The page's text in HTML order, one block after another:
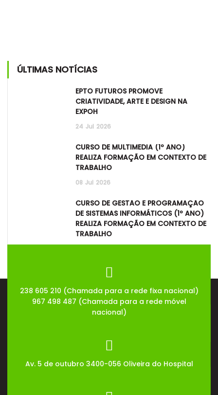
ÚLTIMAS NOTÍCIAS
EPTO FUTUROS PROMOVE
CRIATIVIDADE, ARTE E DESIGN NA
EXPOH
24 Jul 2026
CURSO DE MULTIMÉDIA (1º ANO)
REALIZA FORMAÇÃO EM CONTEXTO DE
TRABALHO
08 Jul 2026
CURSO DE GESTÃO E PROGRAMAÇÃO
DE SISTEMAS INFORMÁTICOS (1º ANO)
REALIZA FORMAÇÃO EM CONTEXTO DE
TRABALHO
238 605 210 (Chamada para a rede fixa nacional)
967 498 487 (Chamada para a rede móvel
nacional)
Av. 5 de outubro 3400-056 Oliveira do Hospital